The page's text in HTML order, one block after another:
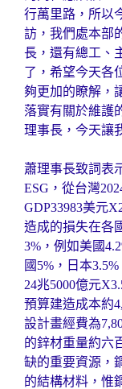
行萬里路，所以
訪，我們處本部
長，還有總工、
了，希望今天各
夠更加的瞭解，
落實有關於維護
理事長，今天讓
蕭理事長致詞表
ESG，從台灣
GDP33983美元
造成的損失在各
3%，例如美國
國5%，日本
24兆5000億元
預算建造成本約
設計畫經費為
的鋅材重量約六
缺的重要資源，
的結構材料，惟